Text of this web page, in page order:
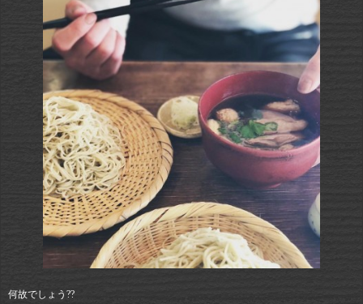
何故でしょう??